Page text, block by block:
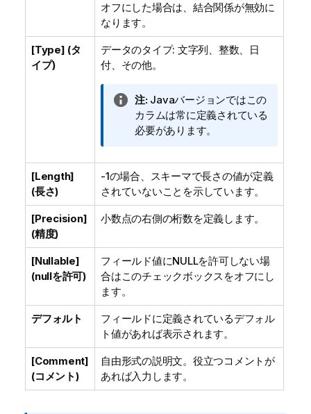
オフにした場合は、結合関係が無効に
なります。
[Type] (タ
イプ)
データのタイプ: 文字列、整数、日
付、その他。
情
報
メ
注:Javaバージョンではこの
カラムは常に定義されている
必要があります。
[Length]
(長さ)
-1の場合、スキーマで長さの値が定義
されていないことを示しています。
[Precision]
(精度)
小数点の右側の桁数を定義します。
[Nullable]
(nullを許可)
フィールド値にNULLを許可しない場
合はこのチェックボックスをオフにし
ます。
デフォルト
フィールドに定義されているデフォル
ト値があれば表示されます。
[Comment]
(コメント)
自由形式の説明文。役立つコメントが
あれば入力します。